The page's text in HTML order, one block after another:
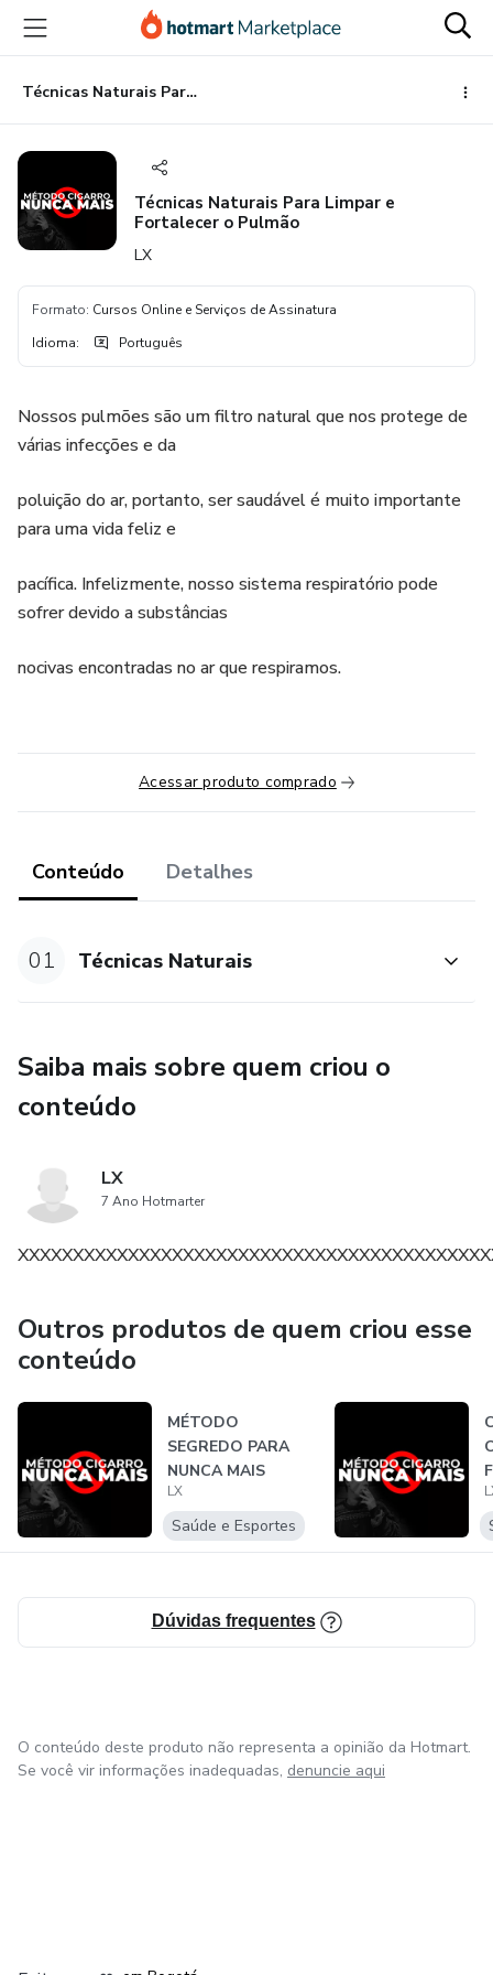
para
conteúdo
principal
para
pagamento
para
rodapé
Técnicas Naturais Para Limpar e Fortalecer o Pulmão
Técnicas Naturais Para Limpar e
Fortalecer o Pulmão
LX
Formato: Cursos Online e Serviços de Assinatura
Idioma: Português
Nossos pulmões são um filtro natural que nos protege de
várias infecções e da
poluição do ar, portanto, ser saudável é muito importante
para uma vida feliz e
pacífica. Infelizmente, nosso sistema respiratório pode
sofrer devido a substâncias
nocivas encontradas no ar que respiramos.
Acessar produto comprado
Conteúdo Detalhes
01 Técnicas Naturais
Saiba mais sobre quem criou o
conteúdo
LX
7 Ano Hotmarter
Outros produtos de quem criou esse
conteúdo
MÉTODO
SEGREDO PARA
NUNCA MAIS
FUMAR
LX
Saúde e Esportes
Dúvidas frequentes
O conteúdo deste produto não representa a opinião da Hotmart.
Se você vir informações inadequadas, denuncie aqui